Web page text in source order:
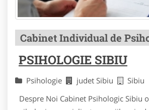
Cabinet Individual de
PSIHOLOGIE SIBIU
Psihologie judet Sibiu
Sibiu
Despre Noi Cabinet Psihologic Sibiu